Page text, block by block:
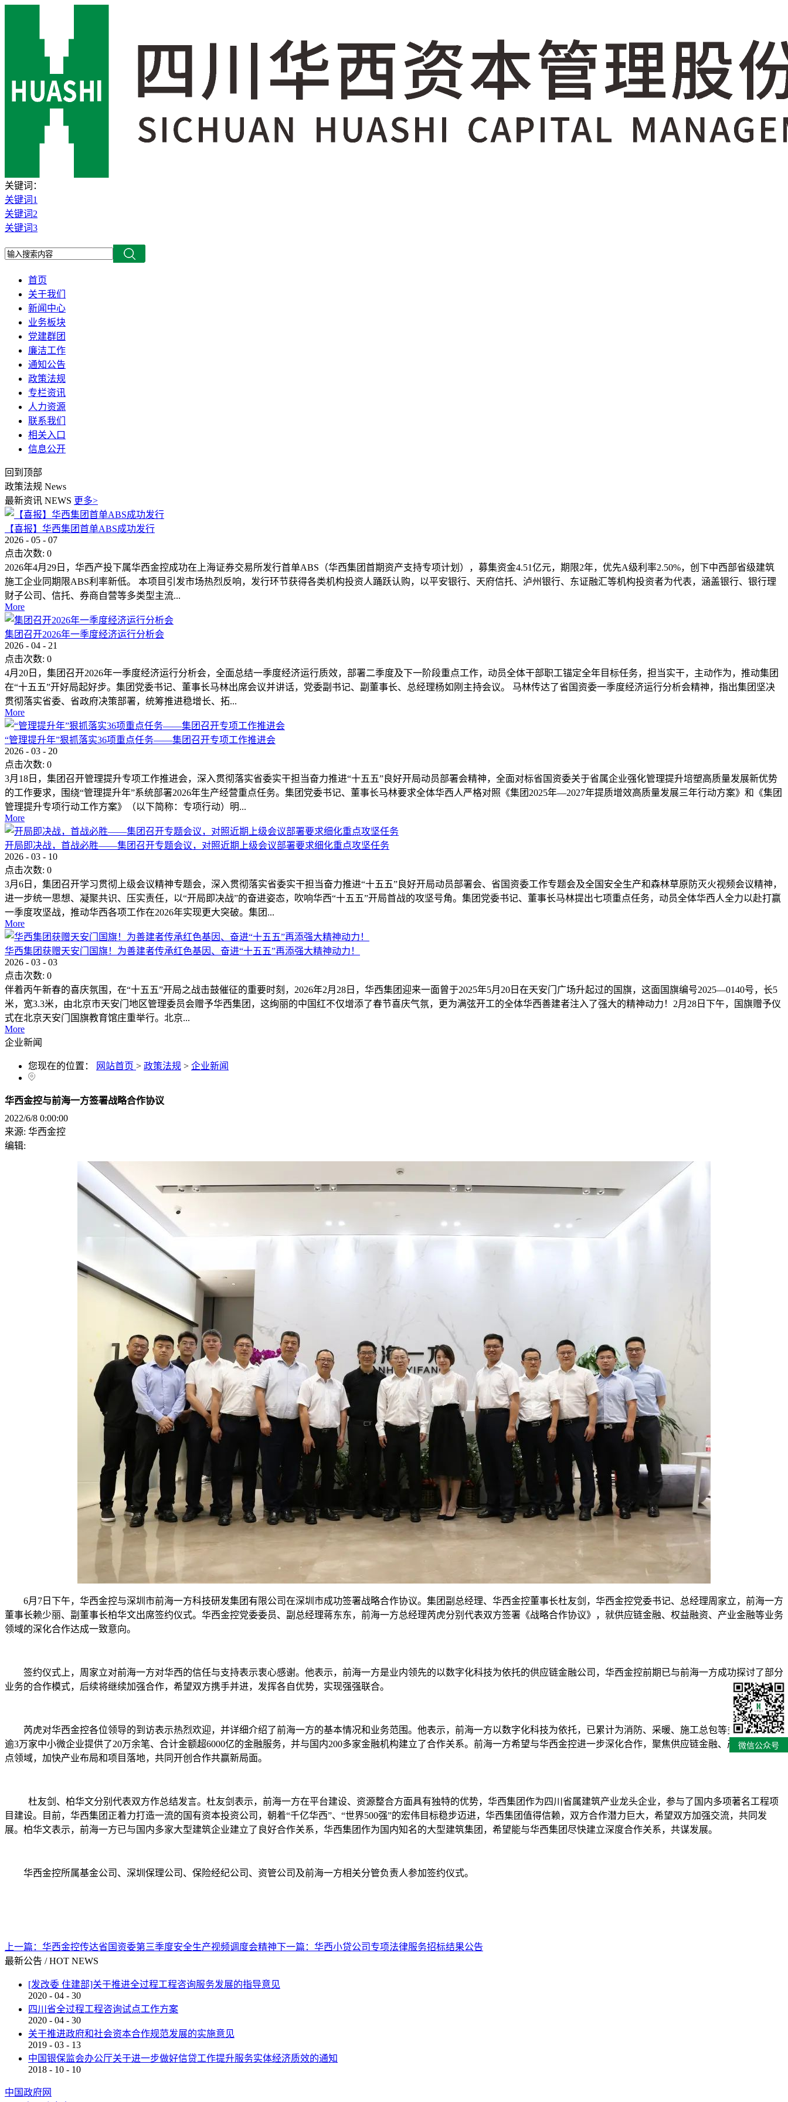
关键词：
关键词1
关键词2
关键词3
首页
关于我们
新闻中心
业务板块
党建群团
廉洁工作
通知公告
政策法规
专栏资讯
人力资源
联系我们
相关入口
信息公开
回到顶部
政策法规 News
最新资讯 NEWS 更多>
【喜报】华西集团首单ABS成功发行
2026 - 05 - 07
点击次数: 0
2026年4月29日，华西产投下属华西金控成功在上海证券交易所发行首单ABS（华西集团首期资产支持专项计划），募集资金4.51亿元，期限2年，优先A级利率2.50%，创下中西部省级建筑
施工企业同期限ABS利率新低。 本项目引发市场热烈反响，发行环节获得各类机构投资人踊跃认购，以平安银行、天府信托、泸州银行、东证融汇等机构投资者为代表，涵盖银行、银行理
财子公司、信托、券商自营等多类型主流...
More
集团召开2026年一季度经济运行分析会
2026 - 04 - 21
点击次数: 0
4月20日，集团召开2026年一季度经济运行分析会，全面总结一季度经济运行质效，部署二季度及下一阶段重点工作，动员全体干部职工锚定全年目标任务，担当实干，主动作为，推动集团
在“十五五”开好局起好步。集团党委书记、董事长马林出席会议并讲话，党委副书记、副董事长、总经理杨如刚主持会议。 马林传达了省国资委一季度经济运行分析会精神，指出集团坚决
贯彻落实省委、省政府决策部署，统筹推进稳增长、拓...
More
“管理提升年”狠抓落实36项重点任务——集团召开专项工作推进会
2026 - 03 - 20
点击次数: 0
3月18日，集团召开管理提升专项工作推进会，深入贯彻落实省委实干担当奋力推进“十五五”良好开局动员部署会精神，全面对标省国资委关于省属企业强化管理提升培塑高质量发展新优势
的工作要求，围绕“管理提升年”系统部署2026年生产经营重点任务。集团党委书记、董事长马林要求全体华西人严格对照《集团2025年—2027年提质增效高质量发展三年行动方案》和《集团
管理提升专项行动工作方案》（以下简称：专项行动）明...
More
开局即决战，首战必胜——集团召开专题会议，对照近期上级会议部署要求细化重点攻坚任务
2026 - 03 - 10
点击次数: 0
3月6日，集团召开学习贯彻上级会议精神专题会，深入贯彻落实省委实干担当奋力推进“十五五”良好开局动员部署会、省国资委工作专题会及全国安全生产和森林草原防灭火视频会议精神，
进一步统一思想、凝聚共识、压实责任，以“开局即决战”的奋进姿态，吹响华西“十五五”开局首战的攻坚号角。集团党委书记、董事长马林提出七项重点任务，动员全体华西人全力以赴打赢
一季度攻坚战，推动华西各项工作在2026年实现更大突破。集团...
More
华西集团获赠天安门国旗！为善建者传承红色基因、奋进“十五五”再添强大精神动力！
2026 - 03 - 03
点击次数: 0
伴着丙午新春的喜庆氛围，在“十五五”开局之战击鼓催征的重要时刻，2026年2月28日，华西集团迎来一面曾于2025年5月20日在天安门广场升起过的国旗，这面国旗编号2025—0140号，长5
米，宽3.3米，由北京市天安门地区管理委员会赠予华西集团，这绚丽的中国红不仅增添了春节喜庆气氛，更为满弦开工的全体华西善建者注入了强大的精神动力！2月28日下午，国旗赠予仪
式在北京天安门国旗教育馆庄重举行。北京...
More
企业新闻
您现在的位置： 网站首页 > 政策法规 > 企业新闻
华西金控与前海一方签署战略合作协议
2022/6/8 0:00:00
来源: 华西金控
编辑:
6月7日下午，华西金控与深圳市前海一方科技研发集团有限公司在深圳市成功签署战略合作协议。集团副总经理、华西金控董事长杜友剑，华西金控党委书记、总经理周家立，前海一方
董事长赖少丽、副董事长柏华文出席签约仪式。华西金控党委委员、副总经理蒋东东，前海一方总经理芮虎分别代表双方签署《战略合作协议》，就供应链金融、权益融资、产业金融等业务
领域的深化合作达成一致意向。
签约仪式上，周家立对前海一方对华西的信任与支持表示衷心感谢。他表示，前海一方是业内领先的以数字化科技为依托的供应链金融公司，华西金控前期已与前海一方成功探讨了部分
业务的合作模式，后续将继续加强合作，希望双方携手并进，发挥各自优势，实现强强联合。
芮虎对华西金控各位领导的到访表示热烈欢迎，并详细介绍了前海一方的基本情况和业务范围。他表示，前海一方以数字化科技为依托，已累计为消防、采暖、施工总包等多个行业领域
逾3万家中小微企业提供了20万余笔、合计金额超6000亿的金融服务，并与国内200多家金融机构建立了合作关系。前海一方希望与华西金控进一步深化合作，聚焦供应链金融、产业金融等重
点领域，加快产业布局和项目落地，共同开创合作共赢新局面。
杜友剑、柏华文分别代表双方作总结发言。杜友剑表示，前海一方在平台建设、资源整合方面具有独特的优势，华西集团作为四川省属建筑产业龙头企业，参与了国内多项著名工程项
目建设。目前，华西集团正着力打造一流的国有资本投资公司，朝着“千亿华西”、“世界500强”的宏伟目标稳步迈进，华西集团值得信赖，双方合作潜力巨大，希望双方加强交流，共同发
展。柏华文表示，前海一方已与国内多家大型建筑企业建立了良好合作关系，华西集团作为国内知名的大型建筑集团，希望能与华西集团尽快建立深度合作关系，共谋发展。
华西金控所属基金公司、深圳保理公司、保险经纪公司、资管公司及前海一方相关分管负责人参加签约仪式。
上一篇： 华西金控传达省国资委第三季度安全生产视频调度会精神下一篇： 华西小贷公司专项法律服务招标结果公告
最新公告 / HOT NEWS
[发改委 住建部]关于推进全过程工程咨询服务发展的指导意见
2020 - 04 - 30
四川省全过程工程咨询试点工作方案
2020 - 04 - 30
关于推进政府和社会资本合作规范发展的实施意见
2019 - 03 - 13
中国银保监会办公厅关于进一步做好信贷工作提升服务实体经济质效的通知
2018 - 10 - 10
中国政府网
微信公众号